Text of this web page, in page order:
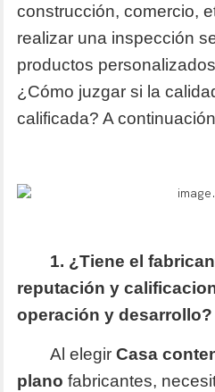
construcción, comercio,
realizar una inspección
productos
¿Cómo juzgar si la
calificada? A
1. ¿Tiene el
reputación y
operación y desarrollo?
Al elegirCasa
planofabricantes,